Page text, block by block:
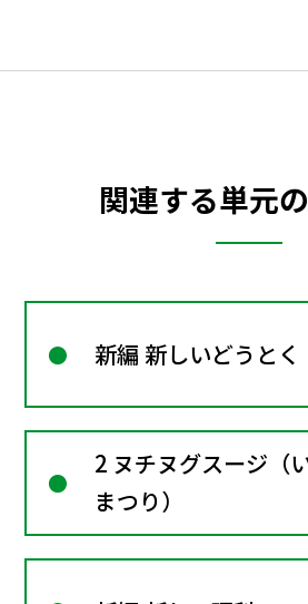
関連する単元
新編 新しいどうと
2 ヌチヌグスージ（
まつり）